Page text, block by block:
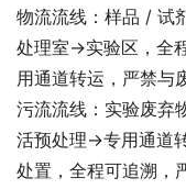
物流流线：样品 /
处理室→实验区，全
用通道转运，严禁与
污流流线：实验废
活预处理→专用通道
处置，全程可追溯，